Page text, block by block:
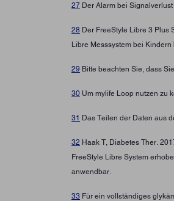
27 Der Alarm bei
28 Der FreeStyle Libre 3 Plus
Libre Messsystem bei
29 Bitte beachten Sie, dass
30 Um mylife Loop nutzen zu
31 Das Teilen der Daten aus
32 Haak T, Diabetes Ther.
FreeStyle Libre System
anwendbar.
33 Für ein vollständiges